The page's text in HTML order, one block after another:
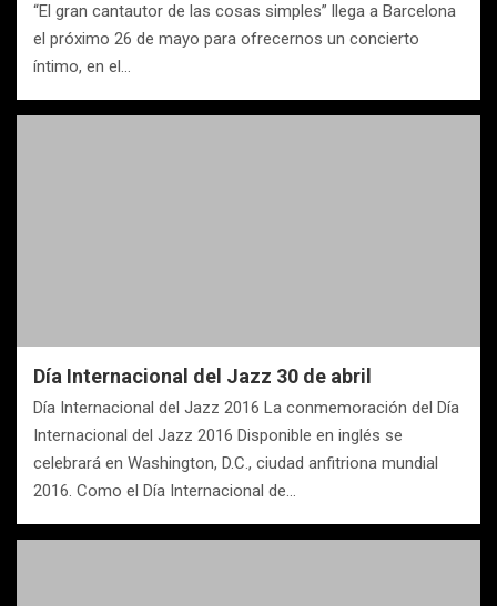
“El gran cantautor de las cosas simples” llega a Barcelona
el próximo 26 de mayo para ofrecernos un concierto
íntimo, en el…
Día Internacional del Jazz 30 de abril
Día Internacional del Jazz 2016 La conmemoración del Día
Internacional del Jazz 2016 Disponible en inglés se
celebrará en Washington, D.C., ciudad anfitriona mundial
2016. Como el Día Internacional de…